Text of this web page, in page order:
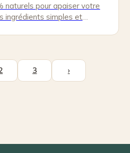
naturels pour apaiser votre
ingrédients simples et
3 ›